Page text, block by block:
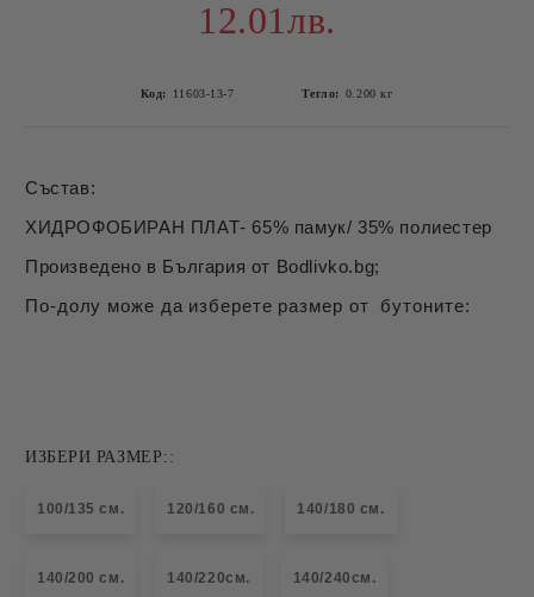
12.01лв.
Код: 11603-13-7 Тегло: 0.200 кг
Състав:
ХИДРОФОБИРАН ПЛАТ- 65% памук/ 35% полиестер
Произведено в България от Bodlivko.bg;
По-долу може да изберете размер от бутоните:
ИЗБЕРИ РАЗМЕР::
100/135 см. 120/160 см. 140/180 см.
140/200 см. 140/220см. 140/240см.